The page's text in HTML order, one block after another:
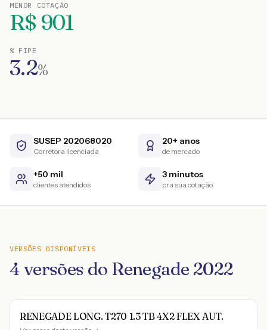
MENOR COTAÇÃO
R$ 901
% FIPE
3.2%
SUSEP 202068020
Corretora licenciada
20+ anos
de mercado
+50 mil
clientes atendidos
3 minutos
pra sua cotação
VERSÕES DISPONÍVEIS
4versões do Renegade 2022
RENEGADE LONG. T270 1.3 TB 4X2 FLEX AUT.